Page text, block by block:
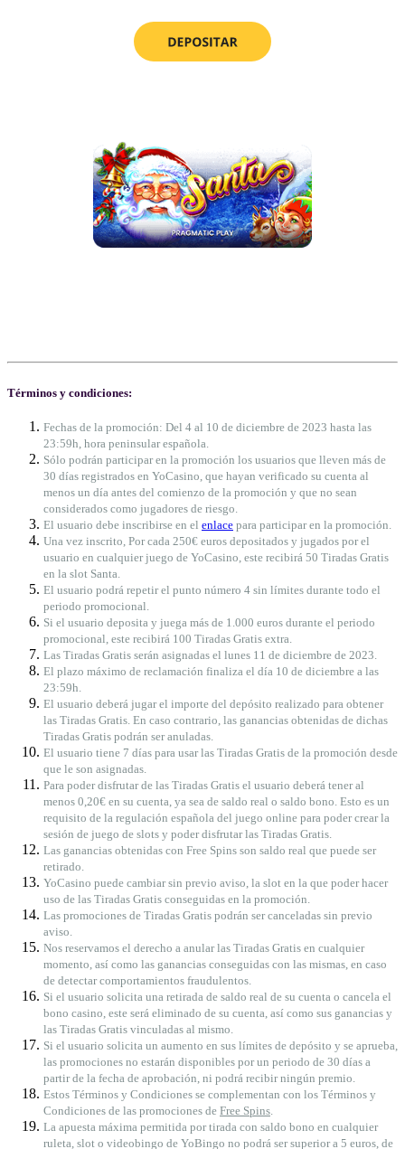
Términos y condiciones:
Fechas de la promoción: Del 4 al 10 de diciembre de 2023 hasta las
23:59h, hora peninsular española.
Sólo podrán participar en la promoción los usuarios que lleven más de
30 días registrados en YoCasino, que hayan verificado su cuenta al
menos un día antes del comienzo de la promoción y que no sean
considerados como jugadores de riesgo.
El usuario debe inscribirse en el enlace para participar en la promoción.
Una vez inscrito, Por cada 250€ euros depositados y jugados por el
usuario en cualquier juego de YoCasino, este recibirá 50 Tiradas Gratis
en la slot Santa.
El usuario podrá repetir el punto número 4 sin límites durante todo el
periodo promocional.
Si el usuario deposita y juega más de 1.000 euros durante el periodo
promocional, este recibirá 100 Tiradas Gratis extra.
Las Tiradas Gratis serán asignadas el lunes 11 de diciembre de 2023.
El plazo máximo de reclamación finaliza el día 10 de diciembre a las
23:59h.
El usuario deberá jugar el importe del depósito realizado para obtener
las Tiradas Gratis. En caso contrario, las ganancias obtenidas de dichas
Tiradas Gratis podrán ser anuladas.
El usuario tiene 7 días para usar las Tiradas Gratis de la promoción desde
que le son asignadas.
Para poder disfrutar de las Tiradas Gratis el usuario deberá tener al
menos 0,20€ en su cuenta, ya sea de saldo real o saldo bono. Esto es un
requisito de la regulación española del juego online para poder crear la
sesión de juego de slots y poder disfrutar las Tiradas Gratis.
Las ganancias obtenidas con Free Spins son saldo real que puede ser
retirado.
YoCasino puede cambiar sin previo aviso, la slot en la que poder hacer
uso de las Tiradas Gratis conseguidas en la promoción.
Las promociones de Tiradas Gratis podrán ser canceladas sin previo
aviso.
Nos reservamos el derecho a anular las Tiradas Gratis en cualquier
momento, así como las ganancias conseguidas con las mismas, en caso
de detectar comportamientos fraudulentos.
Si el usuario solicita una retirada de saldo real de su cuenta o cancela el
bono casino, este será eliminado de su cuenta, así como sus ganancias y
las Tiradas Gratis vinculadas al mismo.
Si el usuario solicita un aumento en sus límites de depósito y se aprueba,
las promociones no estarán disponibles por un periodo de 30 días a
partir de la fecha de aprobación, ni podrá recibir ningún premio.
Estos Términos y Condiciones se complementan con los Términos y
Condiciones de las promociones de Free Spins.
La apuesta máxima permitida por tirada con saldo bono en cualquier
ruleta, slot o videobingo de YoBingo no podrá ser superior a 5 euros, de